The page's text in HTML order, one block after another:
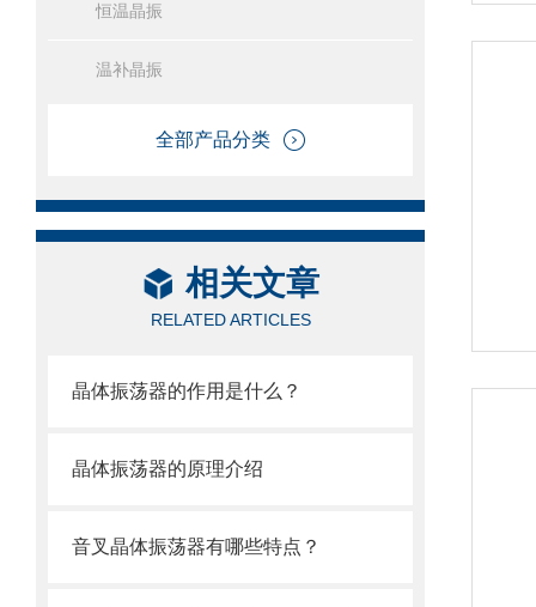
恒温晶振
温补晶振
全部产品分类
相关文章
RELATED ARTICLES
晶体振荡器的作用是什么？
晶体振荡器的原理介绍
音叉晶体振荡器有哪些特点？